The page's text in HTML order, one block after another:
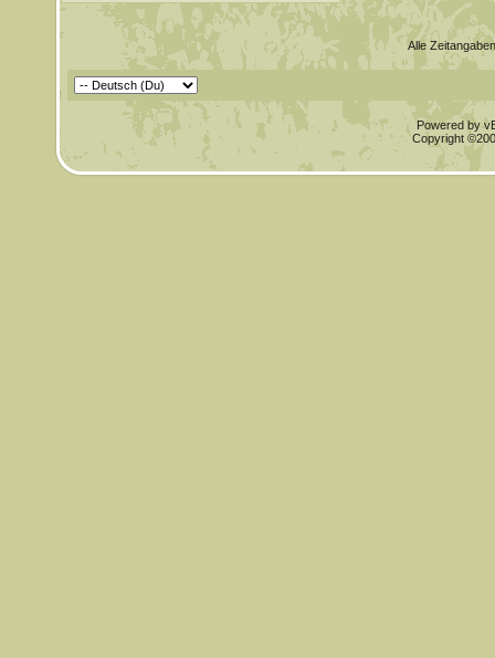
Alle
Powered by
Copyright